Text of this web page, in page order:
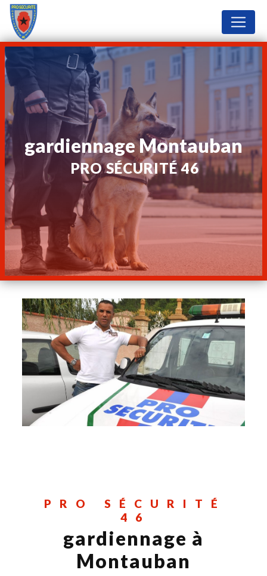
gardiennage Montauban
PRO SÉCURITÉ 46
PRO SÉCURITÉ
46
gardiennage à
Montauban
Panneau de gestion des cookies